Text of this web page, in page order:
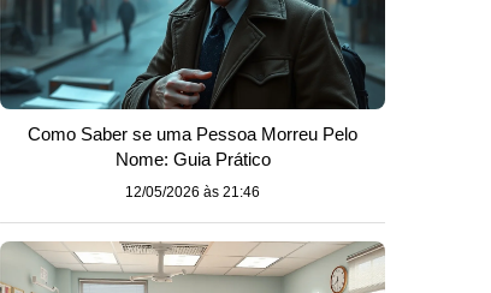
Como Saber se uma Pessoa Morreu Pelo
Nome: Guia Prático
12/05/2026 às 21:46